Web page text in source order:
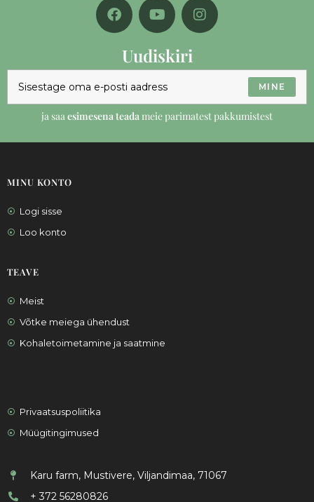
Uudiskiri
MINE
ja saaesimesena teadameie parimatest pakkumistest
MINU KONTO
Logi sisse
Loo konto
TEAVE
Meist
Võtke meiega ühendust
Kohaletoimetamine ja saatmine
Privaatsuspoliitika
Müügitingimused
Karu farm, Mustivere, Viljandimaa, 71067
+ 372 56280826